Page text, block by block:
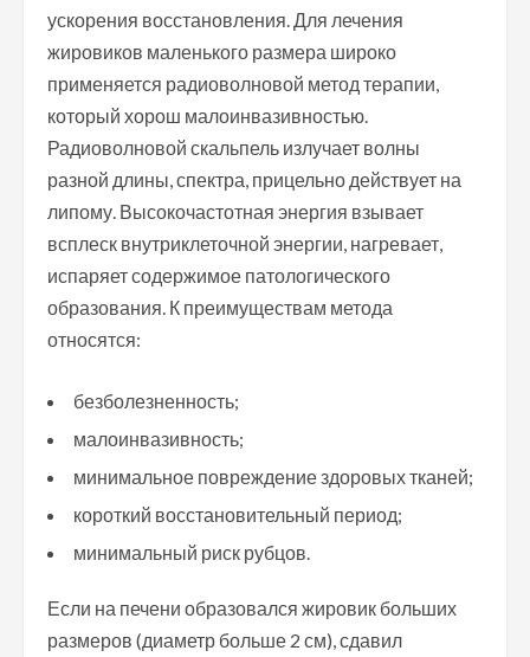
ускорения восстановления. Для лечения
жировиков маленького размера широко
применяется радиоволновой метод терапии,
который хорош малоинвазивностью.
Радиоволновой скальпель излучает волны
разной длины, спектра, прицельно действует на
липому. Высокочастотная энергия взывает
всплеск внутриклеточной энергии, нагревает,
испаряет содержимое патологического
образования. К преимуществам метода
относятся:
безболезненность;
малоинвазивность;
минимальное повреждение здоровых тканей;
короткий восстановительный период;
минимальный риск рубцов.
Если на печени образовался жировик больших
размеров (диаметр больше 2 см), сдавил